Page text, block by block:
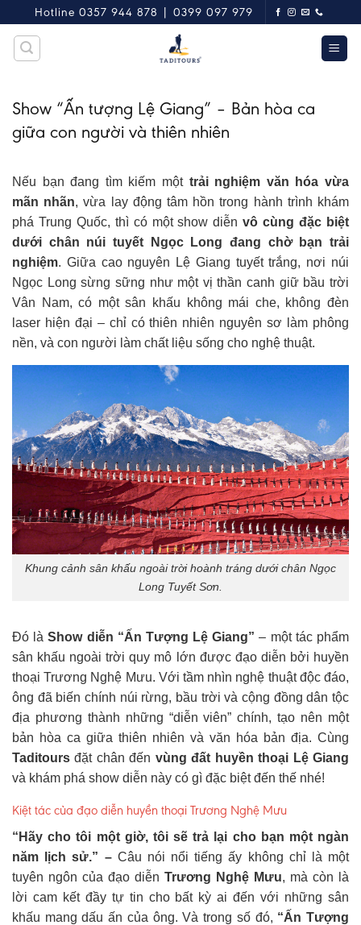
content
Hotline 0357 944 878 | 0399 097 979
Show “Ấn tượng Lệ Giang” – Bản hòa ca
giữa con người và thiên nhiên
Nếu bạn đang tìm kiếm một trải nghiệm văn hóa vừa
mãn nhãn, vừa lay động tâm hồn trong hành trình khám
phá Trung Quốc, thì có một show diễnvô cùng đặc biệt
dưới chân núi tuyết Ngọc Long đang chờ bạn trải
nghiệm. Giữa cao nguyên Lệ Giang tuyết trắng, nơi núi
Ngọc Long sừng sững như một vị thần canh giữ bầu trời
Vân Nam, có một sân khấu không mái che, không đèn
laser hiện đại – chỉ có thiên nhiên nguyên sơ làm phông
nền, và con người làm chất liệu sống cho nghệ thuật.
Khung cảnh sân khấu ngoài trời hoành tráng dưới chân Ngọc
Long Tuyết Sơn.
Đó làShow diễn “Ấn Tượng Lệ Giang” – một tác phẩm
sân khấu ngoài trời quy mô lớn được đạo diễn bởi huyền
thoại Trương Nghệ Mưu. Với tầm nhìn nghệ thuật độc đáo,
ông đã biến chính núi rừng, bầu trời và cộng đồng dân tộc
địa phương thành những “diễn viên” chính, tạo nên một
bản hòa ca giữa thiên nhiên và văn hóa bản địa. Cùng
Taditours đặt chân đến vùng đất huyền thoại Lệ Giang
và khám phá show diễn này có gì đặc biệt đến thế nhé!
Kiệt tác của đạo diễn huyền thoại Trương Nghệ Mưu
“Hãy cho tôi một giờ, tôi sẽ trả lại cho bạn một ngàn
năm lịch sử.” – Câu nói nổi tiếng ấy không chỉ là một
tuyên ngôn của đạo diễn Trương Nghệ Mưu, mà còn là
lời cam kết đầy tự tin cho bất kỳ ai đến với những sân
khấu mang dấu ấn của ông. Và trong số đó, “Ấn Tượng